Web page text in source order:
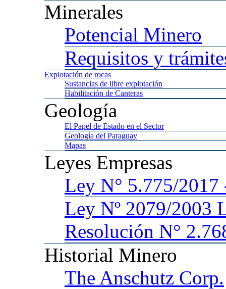
Minerales
Potencial Minero
Requisitos y
Explotación de rocas
Sustancias de libre explotación
Habilitación de Canteras
Geología
El Papel de Estado en el Sector
Geología del Paraguay
Mapas
Leyes Empresas
Ley N° 5.775/
Ley Nº 2079/2003
Resolución N°
Historial Minero
The Anschutz Corp.